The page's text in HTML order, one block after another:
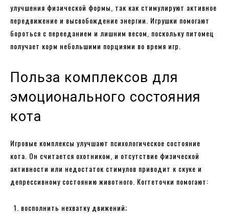
улучшения физической формы, так как стимулируют активное
передвижение и высвобождение энергии. Игрушки помогают
бороться с перееданием и лишним весом, поскольку питомец
получает корм небольшими порциями во время игр.
Польза комплексов для
эмоционального состояния
кота
Игровые комплексы улучшают психологическое состояние
кота. Он считается охотником, и отсутствие физической
активности или недостаток стимулов приводит к скуке и
депрессивному состоянию животного. Когтеточки помогают:
восполнить нехватку движений;